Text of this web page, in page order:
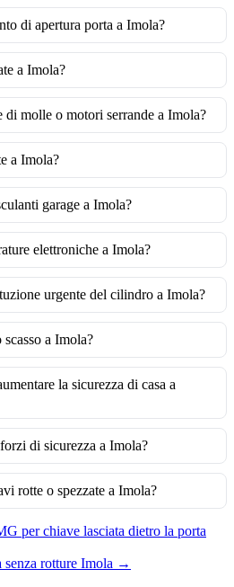
di apertura porta a Imola?
a Imola?
di molle o motori serrande a Imola?
a Imola?
garage a Imola?
elettroniche a Imola?
urgente del cilindro a Imola?
a Imola?
la sicurezza di casa a
di sicurezza a Imola?
rotte o spezzate a Imola?
per chiave lasciata dietro la porta
senza rotture Imola →